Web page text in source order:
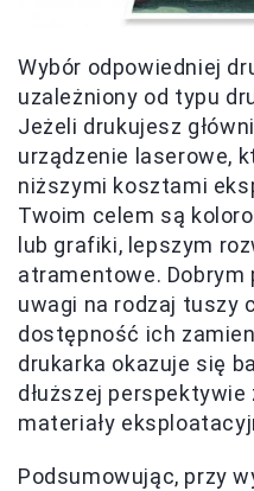
Wybór odpowiedniej
uzależniony od typu
Jeżeli drukujesz
urządzenie laserowe,
niższymi kosztami
Twoim celem są
lub grafiki, lepszym
atramentowe. Dobrym
uwagi na rodzaj tuszy
dostępność ich
drukarka okazuje się
dłuższej
materiały
Podsumowując, przy